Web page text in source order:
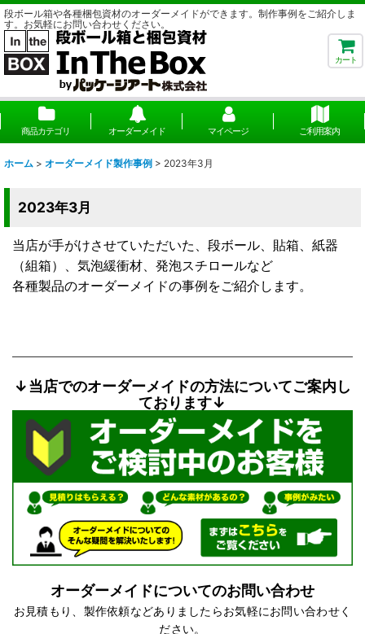
段ボール箱や各種梱包資材のオーダーメイドができます。制作事例をご紹介しま
す。お気軽にお問い合わせください。
カート
商品カテゴリ オーダーメイド マイページ ご利用案内
ホーム > オーダーメイド製作事例 > 2023年3月
2023年3月
当店が手がけさせていただいた、段ボール、貼箱、紙器
（組箱）、気泡緩衝材、発泡スチロールなど
各種製品のオーダーメイドの事例をご紹介します。
↓当店でのオーダーメイドの方法についてご案内し
ております↓
オーダーメイドについてのお問い合わせ
お見積もり、製作依頼などありましたらお気軽にお問い合わせく
ださい。